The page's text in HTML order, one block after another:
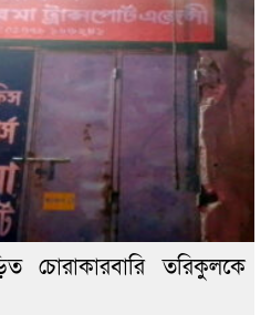
চোরাকারবারি তরিকুলকে